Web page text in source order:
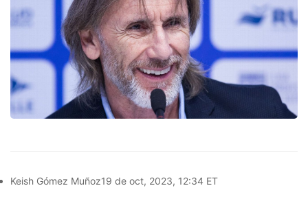
Keish Gómez Muñoz19 de oct, 2023, 12:34 ET